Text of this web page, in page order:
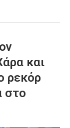
και
ρεκόρ
στο